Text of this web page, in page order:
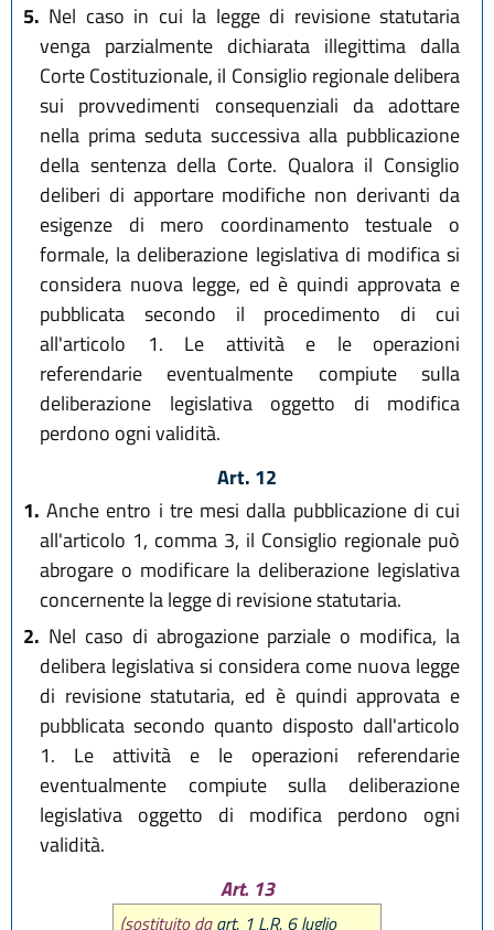
5. Nel caso in cui la legge di revisione statutaria
venga parzialmente dichiarata illegittima dalla
Corte Costituzionale, il Consiglio regionale delibera
sui provvedimenti consequenziali da adottare
nella prima seduta successiva alla pubblicazione
della sentenza della Corte. Qualora il Consiglio
deliberi di apportare modifiche non derivanti da
esigenze di mero coordinamento testuale o
formale, la deliberazione legislativa di modifica si
considera nuova legge, ed è quindi approvata e
pubblicata secondo il procedimento di cui
all'articolo 1. Le attività e le operazioni
referendarie eventualmente compiute sulla
deliberazione legislativa oggetto di modifica
perdono ogni validità.
Art. 12
1. Anche entro i tre mesi dalla pubblicazione di cui
all'articolo 1, comma 3, il Consiglio regionale può
abrogare o modificare la deliberazione legislativa
concernente la legge di revisione statutaria.
2. Nel caso di abrogazione parziale o modifica, la
delibera legislativa si considera come nuova legge
di revisione statutaria, ed è quindi approvata e
pubblicata secondo quanto disposto dall'articolo
1. Le attività e le operazioni referendarie
eventualmente compiute sulla deliberazione
legislativa oggetto di modifica perdono ogni
validità.
Art. 13
(sostituito daart. 1 L.R. 6 luglio